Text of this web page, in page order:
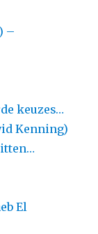
–
keuzes…
Kenning)
El